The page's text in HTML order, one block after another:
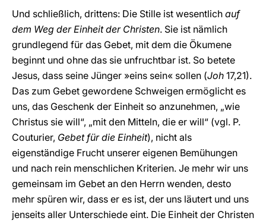
Und schließlich, drittens: Die Stille ist wesentlich auf
dem Weg der Einheit der Christen. Sie ist nämlich
grundlegend für das Gebet, mit dem die Ökumene
beginnt und ohne das sie unfruchtbar ist. So betete
Jesus, dass seine Jünger »eins sein« sollen (Joh 17,21).
Das zum Gebet gewordene Schweigen ermöglicht es
uns, das Geschenk der Einheit so anzunehmen, „wie
Christus sie will“, „mit den Mitteln, die er will“ (vgl. P.
Couturier, Gebet für die Einheit), nicht als
eigenständige Frucht unserer eigenen Bemühungen
und nach rein menschlichen Kriterien. Je mehr wir uns
gemeinsam im Gebet an den Herrn wenden, desto
mehr spüren wir, dass er es ist, der uns läutert und uns
jenseits aller Unterschiede eint. Die Einheit der Christen